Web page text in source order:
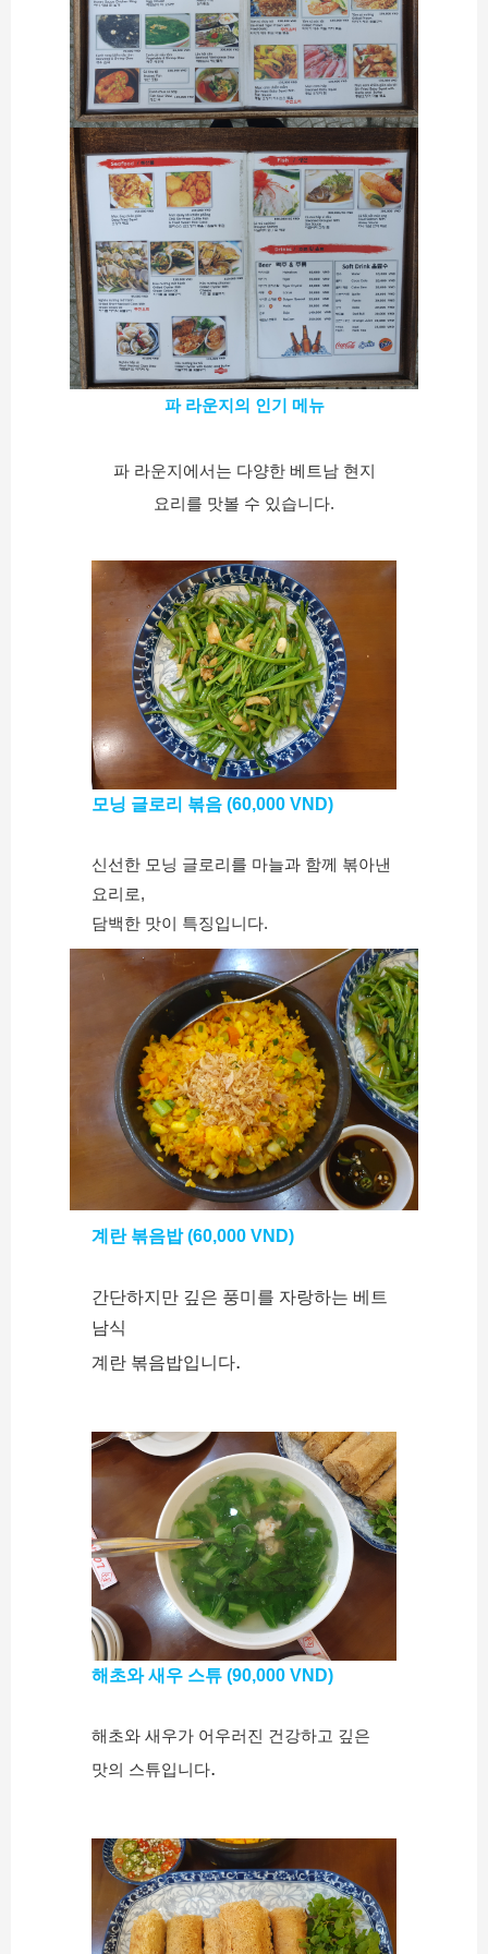
파 라운지의 인기 메뉴
파 라운지에서는 다양한 베트남 현지
요리를 맛볼 수 있습니다.
모닝 글로리 볶음 (60,000 VND)
신선한 모닝 글로리를 마늘과 함께 볶아낸
요리로,
담백한 맛이 특징입니다.
계란 볶음밥 (60,000 VND)
간단하지만 깊은 풍미를 자랑하는 베트
남식
계란 볶음밥입니다.
해초와 새우 스튜 (90,000 VND)
해초와 새우가 어우러진 건강하고 깊은
맛의 스튜입니다.